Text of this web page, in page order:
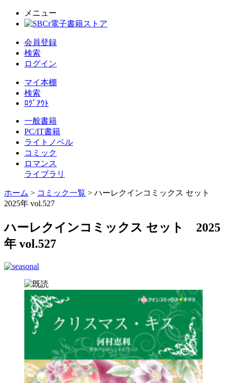
メニュー
会員登録
検索
ログイン
マイ本棚
検索
ﾛｸﾞｱｳﾄ
一般書籍
PC/IT書籍
ライトノベル
コミック
ロマンス
ライブラリ
ホーム > コミック一覧 > ハーレクインコミックス セット
2025年 vol.527
ハーレクインコミックス セット 2025
年 vol.527